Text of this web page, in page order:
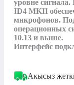
уровне
ID4 MKII
микрофонов.
операционных
10.13 и выше.
Интерфейс
Акысыз